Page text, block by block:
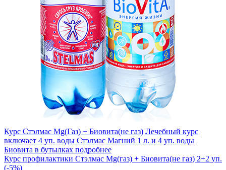
Курс Стэлмас Mg(Газ) + Биовита(не газ) Лечебный курс
включает 4 уп. воды Стэлмас Магний 1 л. и 4 уп. воды
Биовита в бутылках подробнее
Курс профилактики Стэлмас Mg(газ) + Биовита(не газ) 2+2 уп.
(-5%)